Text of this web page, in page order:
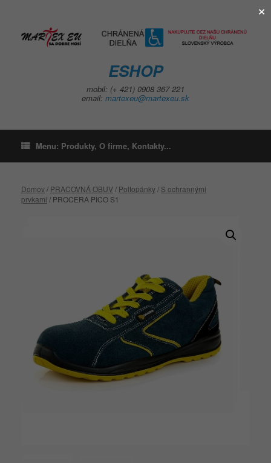
ESHOP
mobil: (+ 421) 0908 367 221
email: martexeu@martexeu.sk
Menu: Produkty, O firme, Kontakty...
Domov/ PRACOVNÁ OBUV/ Poltopánky/ S ochrannými
prvkami / PROCERA PICO S1
×